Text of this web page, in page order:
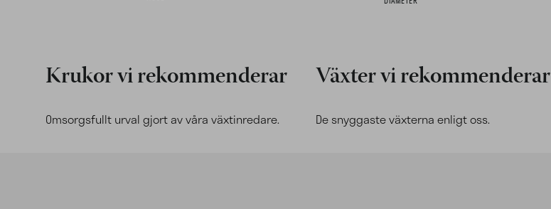
Krukor vi rekommenderar
Omsorgsfullt urval gjort av våra växtinredare.
Växter vi rekommenderar
De snyggaste växterna enligt oss.